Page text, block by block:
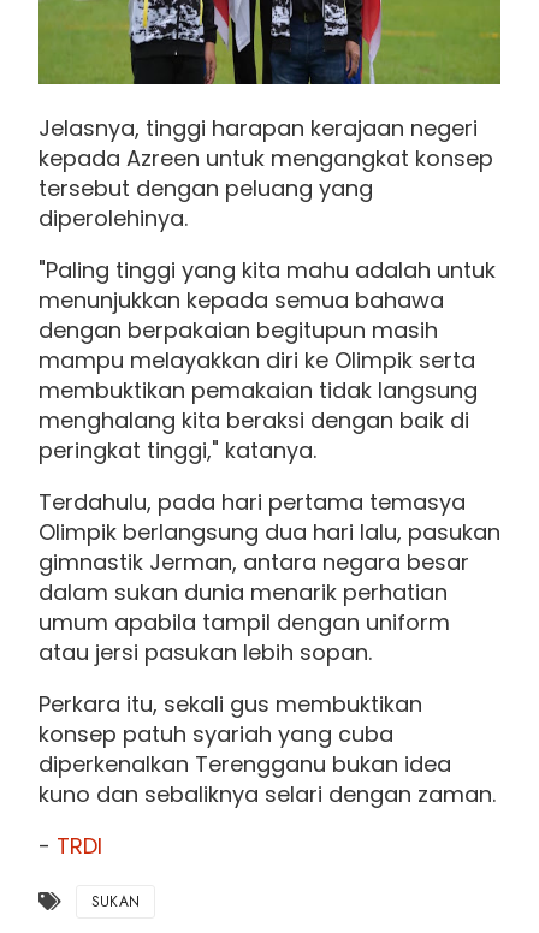
Jelasnya, tinggi harapan kerajaan negeri
kepada Azreen untuk mengangkat konsep
tersebut dengan peluang yang
diperolehinya.
"Paling tinggi yang kita mahu adalah untuk
menunjukkan kepada semua bahawa
dengan berpakaian begitupun masih
mampu melayakkan diri ke Olimpik serta
membuktikan pemakaian tidak langsung
menghalang kita beraksi dengan baik di
peringkat tinggi," katanya.
Terdahulu, pada hari pertama temasya
Olimpik berlangsung dua hari lalu, pasukan
gimnastik Jerman, antara negara besar
dalam sukan dunia menarik perhatian
umum apabila tampil dengan uniform
atau jersi pasukan lebih sopan.
Perkara itu, sekali gus membuktikan
konsep patuh syariah yang cuba
diperkenalkan Terengganu bukan idea
kuno dan sebaliknya selari dengan zaman.
- TRDI
SUKAN